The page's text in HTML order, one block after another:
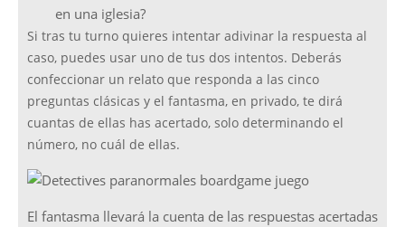
en una iglesia?
Si tras tu turno quieres intentar adivinar la respuesta al
caso, puedes usar uno de tus dos intentos. Deberás
confeccionar un relato que responda a las cinco
preguntas clásicas y el fantasma, en privado, te dirá
cuantas de ellas has acertado, solo determinando el
número, no cuál de ellas.
El fantasma llevará la cuenta de las respuestas acertadas